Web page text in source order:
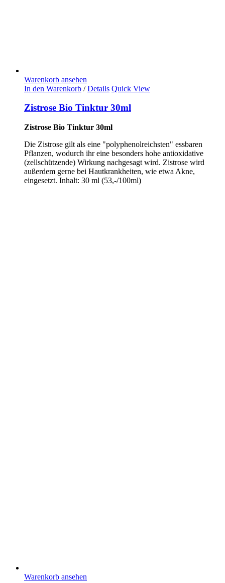
Warenkorb ansehen
In den Warenkorb / Details Quick View
Zistrose Bio Tinktur 30ml
Zistrose Bio Tinktur 30ml
Die Zistrose gilt als eine "polyphenolreichsten" essbaren
Pflanzen, wodurch ihr eine besonders hohe antioxidative
(zellschützende) Wirkung nachgesagt wird. Zistrose wird
außerdem gerne bei Hautkrankheiten, wie etwa Akne,
eingesetzt. Inhalt: 30 ml (53,-/100ml)
Warenkorb ansehen